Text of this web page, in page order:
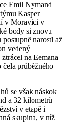
Emil Nymand
Kasper
v Moravici v
body si znovu
narostl až
vedený
na Eemana
čela průběžného
se však náskok
a 32 kilometrů
v etapě i
skupina, v níž